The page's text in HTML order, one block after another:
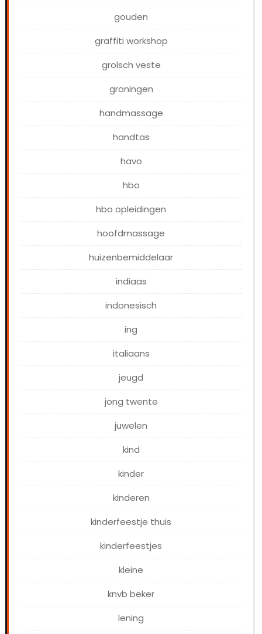
gouden
graffiti workshop
grolsch veste
groningen
handmassage
handtas
havo
hbo
hbo opleidingen
hoofdmassage
huizenbemiddelaar
indiaas
indonesisch
ing
italiaans
jeugd
jong twente
juwelen
kind
kinder
kinderen
kinderfeestje thuis
kinderfeestjes
kleine
knvb beker
lening